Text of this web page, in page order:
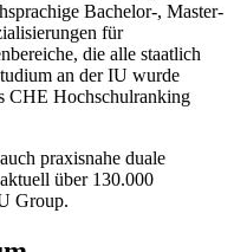
Bachelor-, Master-
für
die alle staatlich
an der IU wurde
CHE Hochschulranking
praxisnahe duale
über 130.000
Group.